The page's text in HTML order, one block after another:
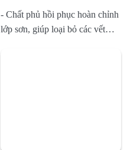
AutoGlaze (Nano phục
hồi loại bỏ trầy xước)
- Chất phủ hồi phục hoàn chỉnh
lớp sơn, giúp loại bỏ các vết